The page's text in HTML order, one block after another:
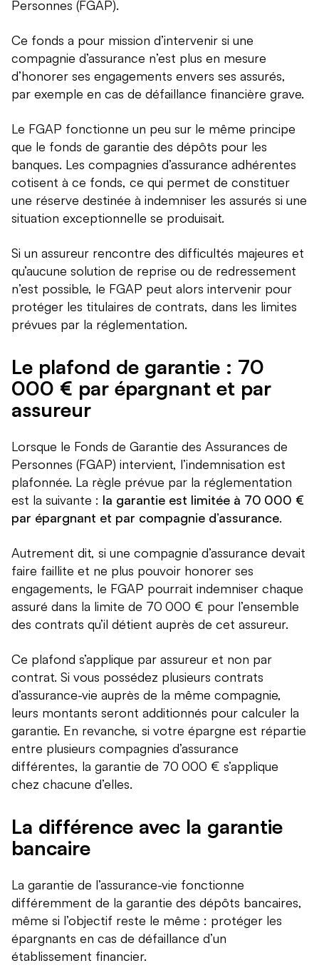
Personnes (FGAP).
Ce fonds a pour mission d’intervenir si une
compagnie d’assurance n’est plus en mesure
d’honorer ses engagements envers ses assurés,
par exemple en cas de défaillance financière grave.
Le FGAP fonctionne un peu sur le même principe
que le fonds de garantie des dépôts pour les
banques. Les compagnies d’assurance adhérentes
cotisent à ce fonds, ce qui permet de constituer
une réserve destinée à indemniser les assurés si une
situation exceptionnelle se produisait.
Si un assureur rencontre des difficultés majeures et
qu’aucune solution de reprise ou de redressement
n’est possible, le FGAP peut alors intervenir pour
protéger les titulaires de contrats, dans les limites
prévues par la réglementation.
Le plafond de garantie : 70
000 € par épargnant et par
assureur
Lorsque le Fonds de Garantie des Assurances de
Personnes (FGAP) intervient, l’indemnisation est
plafonnée. La règle prévue par la réglementation
est la suivante : la garantie est limitée à 70 000 €
par épargnant et par compagnie d’assurance.
Autrement dit, si une compagnie d’assurance devait
faire faillite et ne plus pouvoir honorer ses
engagements, le FGAP pourrait indemniser chaque
assuré dans la limite de 70 000 € pour l’ensemble
des contrats qu’il détient auprès de cet assureur.
Ce plafond s’applique par assureur et non par
contrat. Si vous possédez plusieurs contrats
d’assurance-vie auprès de la même compagnie,
leurs montants seront additionnés pour calculer la
garantie. En revanche, si votre épargne est répartie
entre plusieurs compagnies d’assurance
différentes, la garantie de 70 000 € s’applique
chez chacune d’elles.
La différence avec la garantie
bancaire
La garantie de l’assurance-vie fonctionne
différemment de la garantie des dépôts bancaires,
même si l’objectif reste le même : protéger les
épargnants en cas de défaillance d’un
établissement financier.